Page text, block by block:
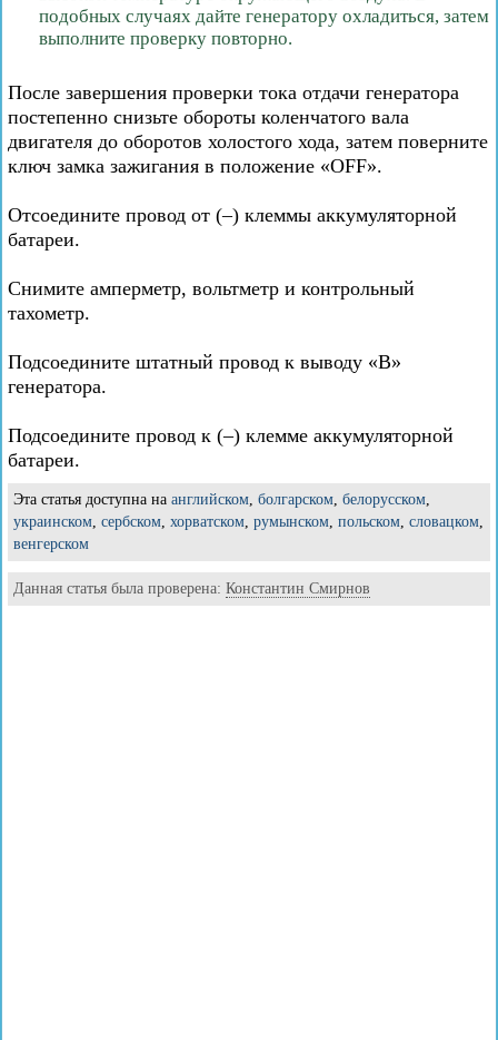
подобных случаях дайте генератору охладиться, затем
выполните проверку повторно.
После завершения проверки тока отдачи генератора
постепенно снизьте обороты коленчатого вала
двигателя до оборотов холостого хода, затем поверните
ключ замка зажигания в положение «OFF».
Отсоедините провод от (–) клеммы аккумуляторной
батареи.
Снимите амперметр, вольтметр и контрольный
тахометр.
Подсоедините штатный провод к выводу «В»
генератора.
Подсоедините провод к (–) клемме аккумуляторной
батареи.
Эта статья доступна на английском, болгарском, белорусском,
украинском, сербском, хорватском, румынском, польском, словацком,
венгерском
Данная статья была проверена: Константин Смирнов